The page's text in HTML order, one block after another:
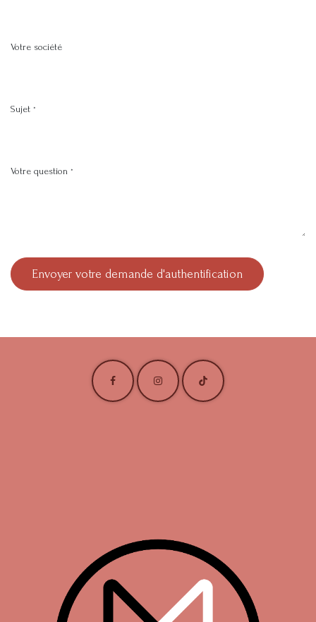
Votre société
Sujet *
Votre question *
Envoyer votre demande d'authentification